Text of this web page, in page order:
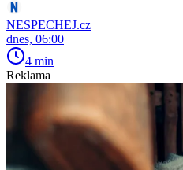
NESPECHEJ.cz
dnes, 06:00
4 min
Reklama